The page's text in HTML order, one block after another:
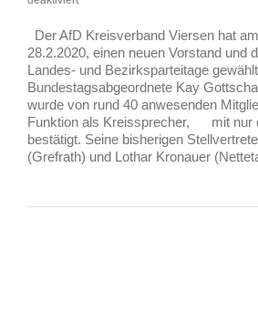
in
Viersen
am
28.2.2020
Der AfD Kreisverband Viersen hat
28.2.2020, einen neuen Vorstand und
Landes- und Bezirksparteitage
Bundestagsabgeordnete Kay
wurde von rund 40 anwesenden
Funktion als Kreissprecher, mit nur
bestätigt. Seine bisherigen
(Grefrath) und Lothar Kronauer